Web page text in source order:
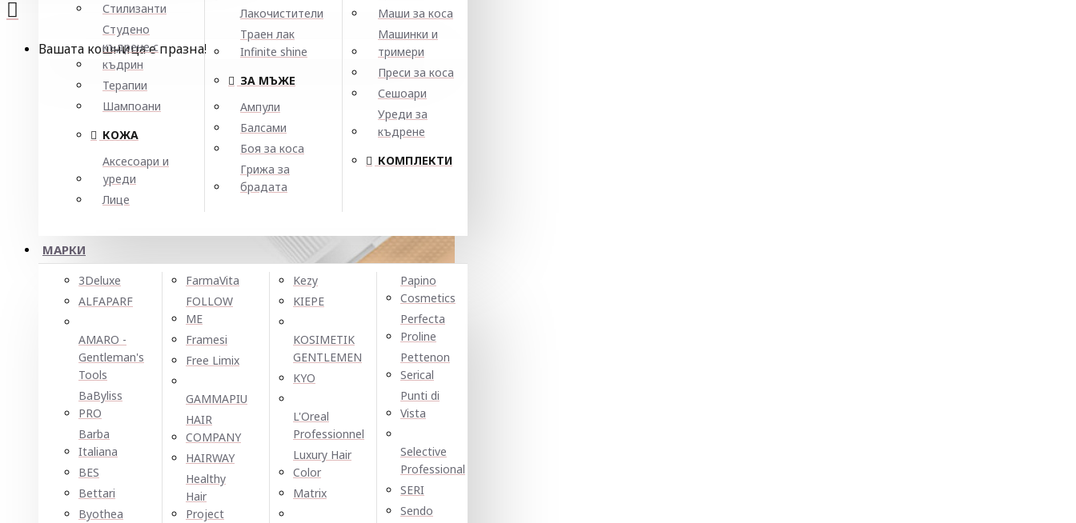
Стилизанти
Студено
къдрене с
къдрин
Терапии
Шампоани
КОЖА
Аксесоари и
уреди
Лице
Лакочистители
Траен лак
Infinite shine
ЗА МЪЖЕ
Ампули
Балсами
Боя за коса
Грижа за
брадата
Маши за коса
Машинки и
тримери
Преси за коса
Сешоари
Уреди за
къдрене
КОМПЛЕКТИ
МАРКИ
3Deluxe
ALFAPARF
AMARO -
Gentleman's
Tools
BaByliss
PRO
Barba
Italiana
BES
Bettari
Byothea
FarmaVita
FOLLOW
ME
Framesi
Free Limix
GAMMAPIU
HAIR
COMPANY
HAIRWAY
Healthy
Hair
Project
Kezy
KIEPE
KOSIMETIK
GENTLEMEN
KYO
L'Oreal
Professionnel
Luxury Hair
Color
Matrix
Papino
Cosmetics
Perfecta
Proline
Pettenon
Serical
Punti di
Vista
Selective
Professional
SERI
Sendo
Вашата кошница е празна!